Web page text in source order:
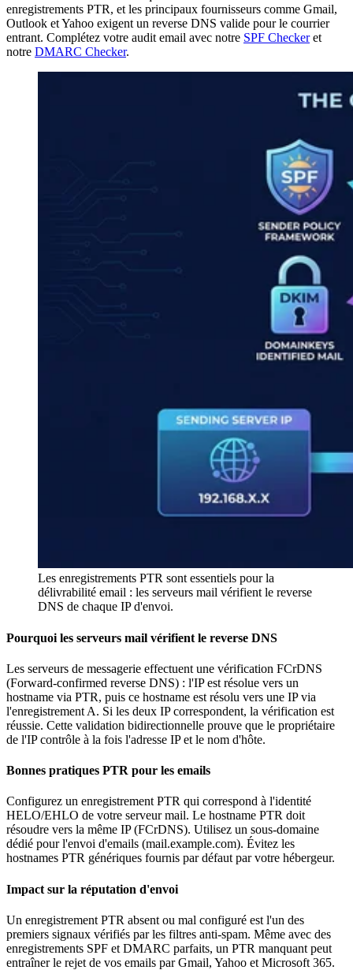
enregistrements PTR, et les principaux fournisseurs comme Gmail,
Outlook et Yahoo exigent un reverse DNS valide pour le courrier
entrant. Complétez votre audit email avec notre SPF Checkeret
notre DMARC Checker.
Les enregistrements PTR sont essentiels pour la
délivrabilité email : les serveurs mail vérifient le reverse
DNS de chaque IP d'envoi.
Pourquoi les serveurs mail vérifient le reverse DNS
Les serveurs de messagerie effectuent une vérification FCrDNS
(Forward-confirmed reverse DNS) : l'IP est résolue vers un
hostname via PTR, puis ce hostname est résolu vers une IP via
l'enregistrement A. Si les deux IP correspondent, la vérification est
réussie. Cette validation bidirectionnelle prouve que le propriétaire
de l'IP contrôle à la fois l'adresse IP et le nom d'hôte.
Bonnes pratiques PTR pour les emails
Configurez un enregistrement PTR qui correspond à l'identité
HELO/EHLO de votre serveur mail. Le hostname PTR doit
résoudre vers la même IP (FCrDNS). Utilisez un sous-domaine
dédié pour l'envoi d'emails (mail.example.com). Évitez les
hostnames PTR génériques fournis par défaut par votre hébergeur.
Impact sur la réputation d'envoi
Un enregistrement PTR absent ou mal configuré est l'un des
premiers signaux vérifiés par les filtres anti-spam. Même avec des
enregistrements SPF et DMARC parfaits, un PTR manquant peut
entraîner le rejet de vos emails par Gmail, Yahoo et Microsoft 365.